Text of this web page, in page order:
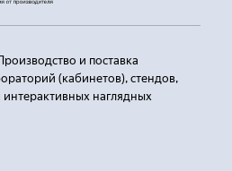
и поставка
(кабинетов), стендов,
наглядных